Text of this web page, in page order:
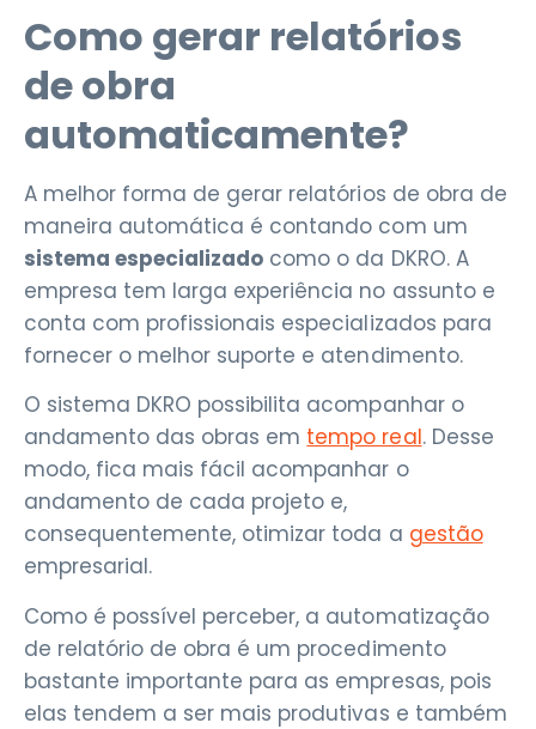
Como gerar relatórios
de obra
automaticamente?
A melhor forma de gerar relatórios de obra de
maneira automática é contando com um
sistema especializado como o da DKRO. A
empresa tem larga experiência no assunto e
conta com profissionais especializados para
fornecer o melhor suporte e atendimento.
O sistema DKRO possibilita acompanhar o
andamento das obras em tempo real. Desse
modo, fica mais fácil acompanhar o
andamento de cada projeto e,
consequentemente, otimizar toda a gestão
empresarial.
Como é possível perceber, a automatização
de relatório de obra é um procedimento
bastante importante para as empresas, pois
elas tendem a ser mais produtivas e também